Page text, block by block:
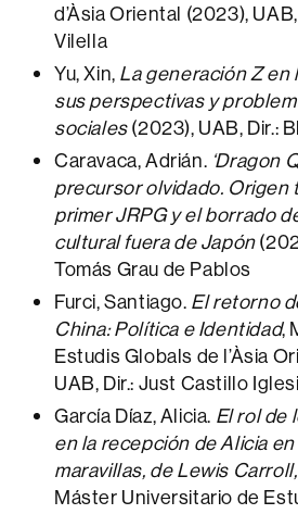
d’Àsia Oriental (2023),
Vilella
Yu, Xin, La generación Z en
sus perspectivas y
sociales(2023), UAB, Dir.:
Caravaca, Adrián. ‘Dragon
precursor olvidado. Origen
primer JRPG y el borrado
cultural fuera de Japón
Tomás Grau de Pablos
Furci, Santiago. El retorno
China: Política e Identidad,
Estudis Globals de l’Àsia
UAB, Dir.: Just Castillo
García Díaz, Alicia. El rol de
en la recepción de Alicia
maravillas, de Lewis
Máster Universitario de